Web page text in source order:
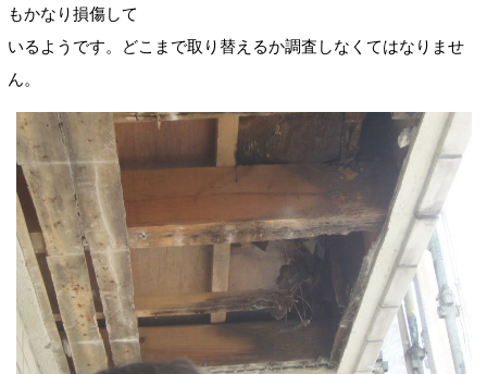
もかなり損傷して
いるようです。どこまで取り替えるか調査しなくてはなりませ
ん。